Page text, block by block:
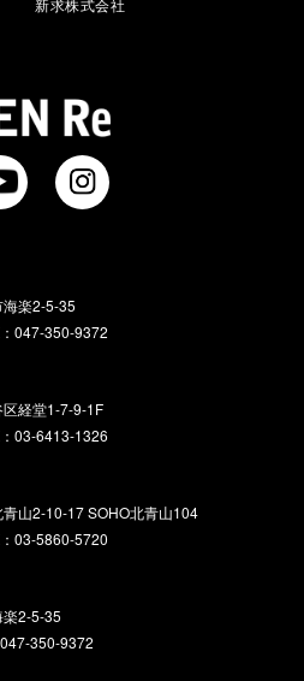
楽2-5-35
047-350-9372
経堂1-7-9-1F
03-6413-1326
山2-10-17 SOHO北青山104
03-5860-5720
2-5-35
350-9372
新求株式会社